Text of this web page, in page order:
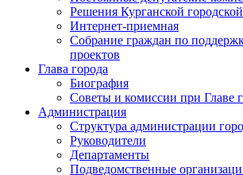
Решения Курганской
Интернет-приемная
Собрание граждан по
проектов
Глава города
Биография
Советы и комиссии при Главе
Администрация
Структура администрации
Руководители
Департаменты
Подведомственные